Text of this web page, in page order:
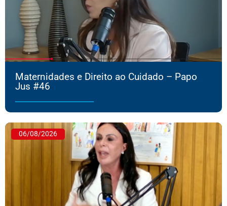
Maternidades e Direito ao Cuidado – Papo
Jus #46
06/08/2026